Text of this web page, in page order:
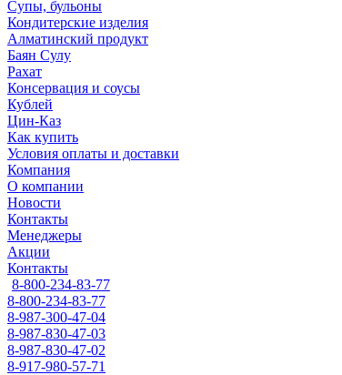
Супы, бульоны
Кондитерские изделия
Алматинский продукт
Баян Сулу
Рахат
Консервация и соусы
Кублей
Цин-Каз
Как купить
Условия оплаты и доставки
Компания
О компании
Новости
Контакты
Менеджеры
Акции
Контакты
8-800-234-83-77
8-800-234-83-77
8-987-300-47-04
8-987-830-47-03
8-987-830-47-02
8-917-980-57-71